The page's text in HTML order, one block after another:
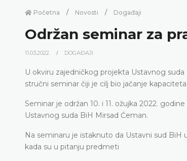
Početna Novosti Događaji
Održan seminar za
11.03.2022. DOGAĐAJI
U okviru zajedničkog projekta Ustavnog
stručni seminar čiji je cilj bio jačanje
Seminar je održan 10. i 11. ožujka 2022.
Ustavnog suda BiH Mirsad Ćeman.
Na seminaru je istaknuto da Ustavni sud
kada su u pitanju predmeti